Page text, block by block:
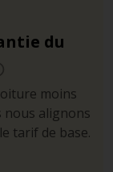
du
moins
nous alignons
tarif de base.